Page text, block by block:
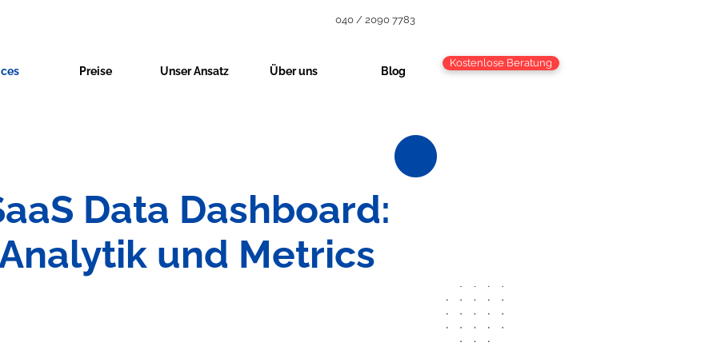
040 / 2090 7783
Preise Unser Ansatz Über uns Blog
Kostenlose Beratung
Data Dashboard:
und Metrics